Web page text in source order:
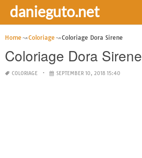
danieguto.net
Home Coloriage Coloriage Dora Sirene
Coloriage Dora Sirene
COLORIAGE SEPTEMBER 10, 2018 15:40